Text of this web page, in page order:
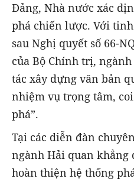
Đảng, Nhà nước xác
phá chiến lược. Với
sau Nghị quyết số 66-
của Bộ Chính trị,
tác xây dựng văn bản
nhiệm vụ trọng tâm,
phá”.
Tại các diễn đàn
ngành Hải quan khẳng
hoàn thiện hệ thống